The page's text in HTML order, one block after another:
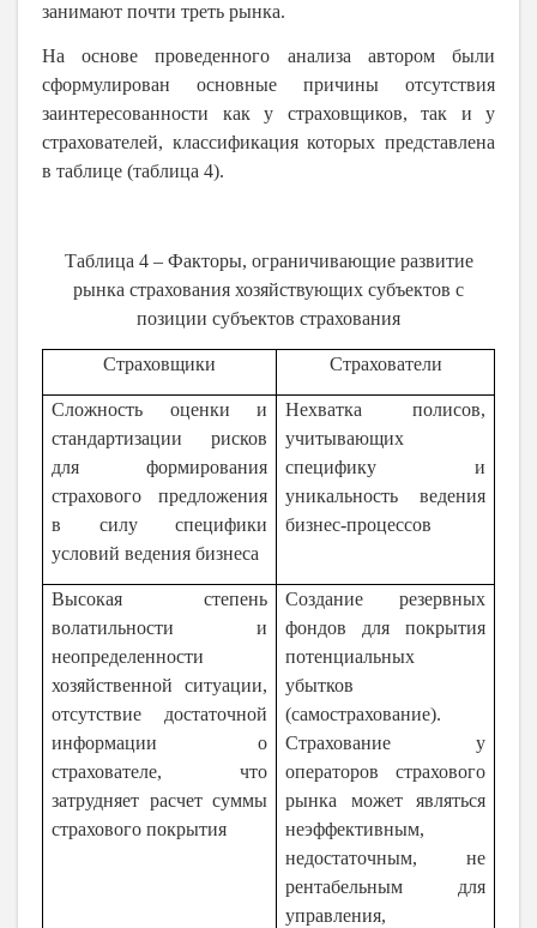
занимают почти треть рынка.
На основе проведенного анализа автором были
сформулирован основные причины отсутствия
заинтересованности как у страховщиков, так и у
страхователей, классификация которых представлена
в таблице (таблица 4).
Таблица 4 – Факторы, ограничивающие развитие
рынка страхования хозяйствующих субъектов с
позиции субъектов страхования
Страховщики Страхователи
Сложность оценки и
стандартизации рисков
для формирования
страхового предложения
в силу специфики
условий ведения бизнеса
Нехватка полисов,
учитывающих
специфику и
уникальность ведения
бизнес-процессов
Высокая степень
волатильности и
неопределенности
хозяйственной ситуации,
отсутствие достаточной
информации о
страхователе, что
затрудняет расчет суммы
страхового покрытия
Создание резервных
фондов для покрытия
потенциальных
убытков
(самострахование).
Страхование у
операторов страхового
рынка может являться
неэффективным,
недостаточным, не
рентабельным для
управления,